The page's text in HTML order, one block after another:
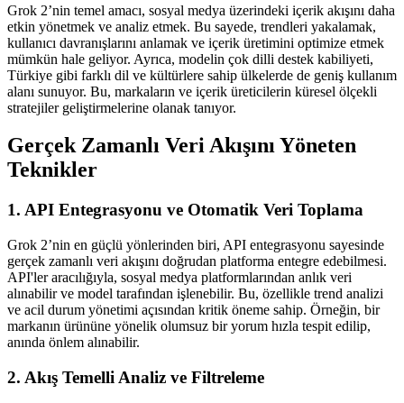
Grok 2’nin temel amacı, sosyal medya üzerindeki içerik akışını daha
etkin yönetmek ve analiz etmek. Bu sayede, trendleri yakalamak,
kullanıcı davranışlarını anlamak ve içerik üretimini optimize etmek
mümkün hale geliyor. Ayrıca, modelin çok dilli destek kabiliyeti,
Türkiye gibi farklı dil ve kültürlere sahip ülkelerde de geniş kullanım
alanı sunuyor. Bu, markaların ve içerik üreticilerin küresel ölçekli
stratejiler geliştirmelerine olanak tanıyor.
Gerçek Zamanlı Veri Akışını Yöneten
Teknikler
1. API Entegrasyonu ve Otomatik Veri Toplama
Grok 2’nin en güçlü yönlerinden biri, API entegrasyonu sayesinde
gerçek zamanlı veri akışını doğrudan platforma entegre edebilmesi.
API'ler aracılığıyla, sosyal medya platformlarından anlık veri
alınabilir ve model tarafından işlenebilir. Bu, özellikle trend analizi
ve acil durum yönetimi açısından kritik öneme sahip. Örneğin, bir
markanın ürününe yönelik olumsuz bir yorum hızla tespit edilip,
anında önlem alınabilir.
2. Akış Temelli Analiz ve Filtreleme